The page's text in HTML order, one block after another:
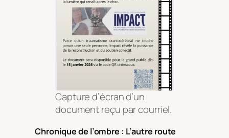
Capture d’écran d’un
document reçu par courriel.
Chronique de l’ombre : L’autre route